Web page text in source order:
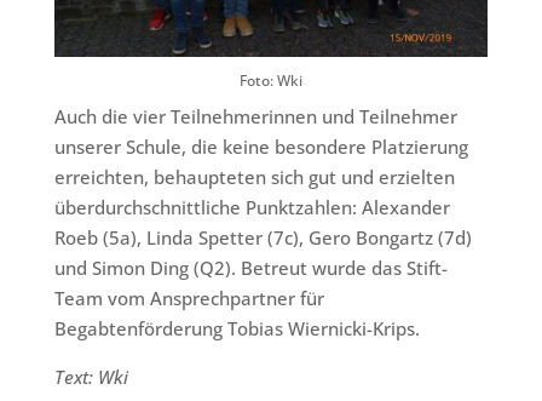
Foto: Wki
Auch die vier Teilnehmerinnen und Teilnehmer
unserer Schule, die keine besondere Platzierung
erreichten, behaupteten sich gut und erzielten
überdurchschnittliche Punktzahlen: Alexander
Roeb (5a), Linda Spetter (7c), Gero Bongartz (7d)
und Simon Ding (Q2). Betreut wurde das Stift-
Team vom Ansprechpartner für
Begabtenförderung Tobias Wiernicki-Krips.
Text: Wki